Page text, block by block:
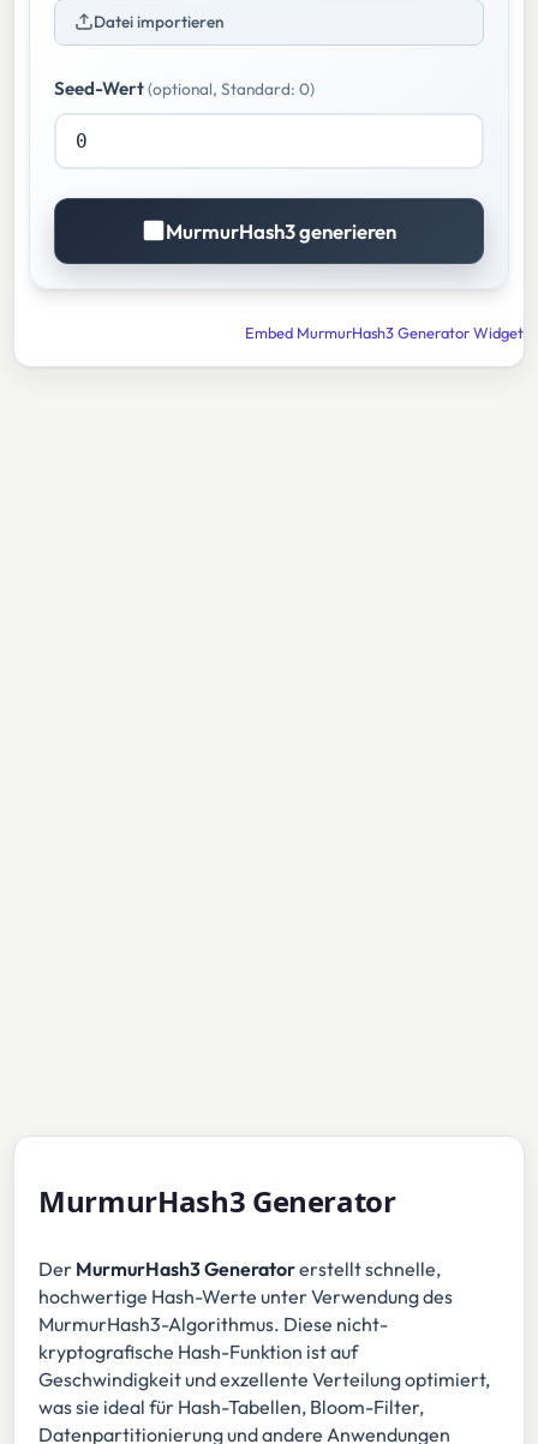
Datei importieren
Seed-Wert(optional, Standard: 0)
MurmurHash3 generieren
Embed MurmurHash3 Generator Widget
MurmurHash3 Generator
Der MurmurHash3 Generatorerstellt schnelle,
hochwertige Hash-Werte unter Verwendung des
MurmurHash3-Algorithmus. Diese nicht-
kryptografische Hash-Funktion ist auf
Geschwindigkeit und exzellente Verteilung optimiert,
was sie ideal für Hash-Tabellen, Bloom-Filter,
Datenpartitionierung und andere Anwendungen